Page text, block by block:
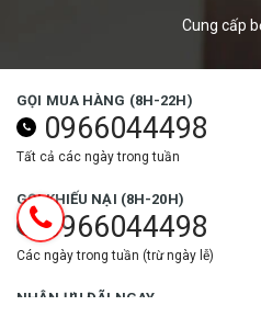
Cung cấp
GỌI MUA HÀNG (8H-22H)
0966044498
Tất cả các ngày trong tuần
GỌI KHIẾU NẠI (8H-20H)
0966044498
Các ngày trong tuần (trừ ngày lễ)
NHẬN ƯU ĐÃI NGAY